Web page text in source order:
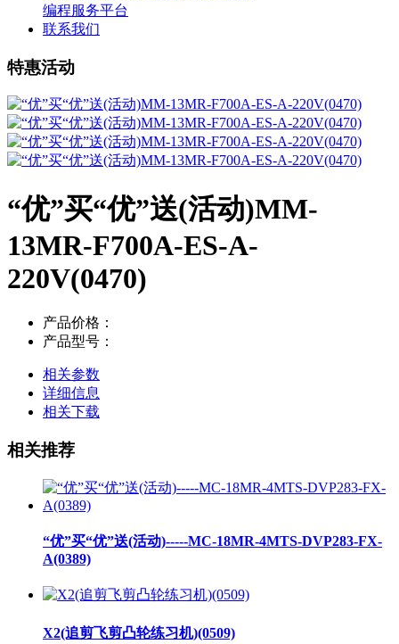
编程服务平台
联系我们
特惠活动
“优”买“优”送(活动)MM-
13MR-F700A-ES-A-
220V(0470)
产品价格：
产品型号：
相关参数
详细信息
相关下载
相关推荐
“优”买“优”送(活动)-----MC-18MR-4MTS-DVP283-FX-
A(0389)
X2(追剪飞剪凸轮练习机)(0509)